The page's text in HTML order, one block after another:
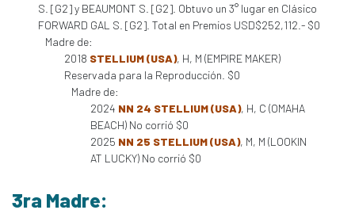
S. [G2] y BEAUMONT S. [G2]. Obtuvo un 3° lugar en Clásico
FORWARD GAL S. [G2]. Total en Premios USD$252,112.- $0
Madre de:
2018 STELLIUM (USA), H, M (EMPIRE MAKER)
Reservada para la Reproducción. $0
Madre de:
2024 NN 24 STELLIUM (USA), H, C (OMAHA
BEACH) No corrió $0
2025 NN 25 STELLIUM (USA), M, M (LOOKIN
AT LUCKY) No corrió $0
3ra Madre: